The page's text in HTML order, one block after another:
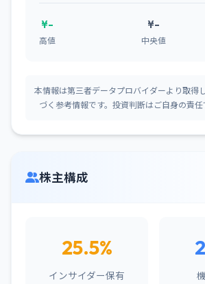
¥-
高値
¥-
中央値
本情報は第三者データプロバイダーより取得
づく参考情報です。投資判断はご自身の責任
株主構成
25.5%
インサイダー保有